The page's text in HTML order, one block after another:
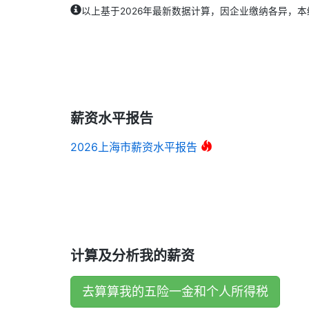
以上基于2026年最新数据计算，因企业缴纳各异，本
薪资水平报告
2026上海市薪资水平报告
计算及分析我的薪资
去算算我的五险一金和个人所得税